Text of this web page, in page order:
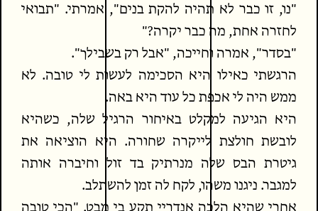
"נו, זו כבר לא תהיה להקת בנים", אמרתי. "תבואי
לחזרה אחת, מה כבר יקרה?"
"בסדר", אמרה וחייכה, "אבל רק בשבילך".
הרגשתי כאילו היא הסכימה לעשות לי טובה. לא
ממש היה לי אכפת כל עוד היא באה.
היא הגיעה למקלט באיחור הרגיל שלה, כשהיא
לובשת חולצת לייקרה שחורה. היא הוציאה את
גיטרת הבס שלה מנרתיק בד זול וחיברה אותה
למגבר. ניגנו משהו, לקח לה זמן להשתלב.